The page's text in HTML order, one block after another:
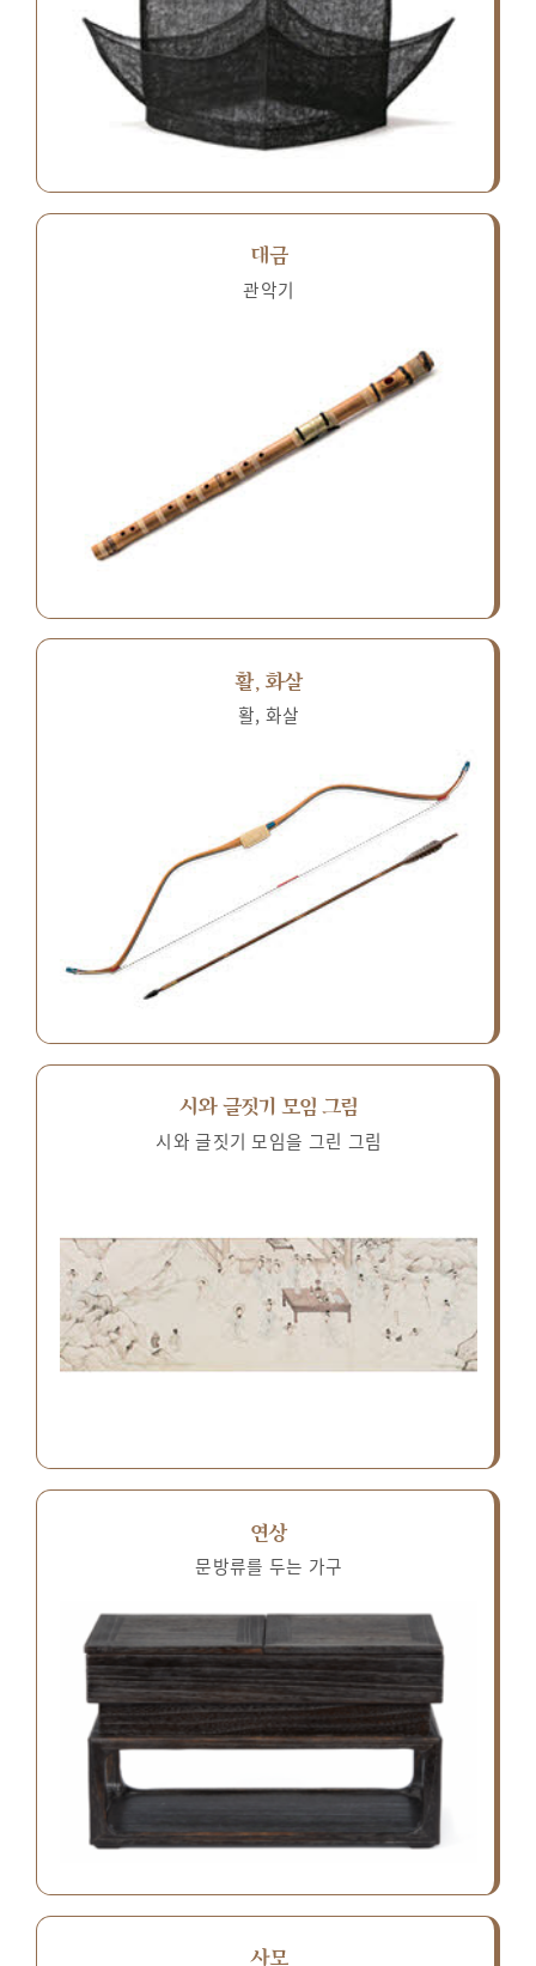
대금
관악기
활, 화살
활, 화살
시와 글짓기 모임 그림
시와 글짓기 모임을 그린 그림
연상
문방류를 두는 가구
사모